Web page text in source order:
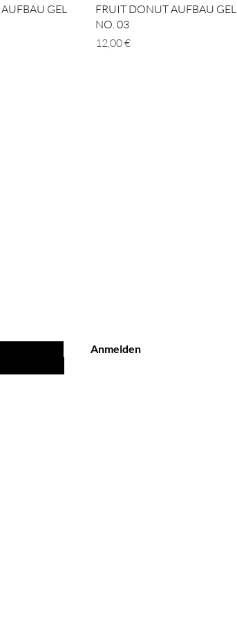
GEL
Schnellansicht
FRUIT DONUT AUFBAU GEL
NO. 03
Preis
12,00 €
Anmelden